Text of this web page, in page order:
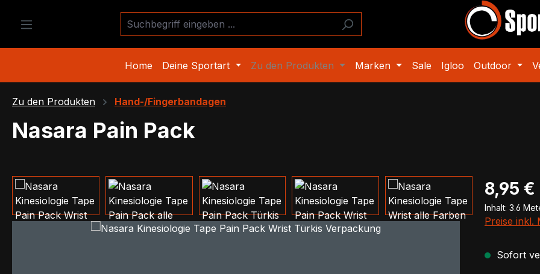
Zur Hauptnavigation springen
Home Deine Sportart Zu den Produkten Marken Sale Igloo Outdoor
Zu den Produkten Hand-/Fingerbandagen
Nasara Pain Pack
Bildergalerie überspringen Regulärer
8,95 €
Inhalt: 3.6
Preise inkl.
Sofort